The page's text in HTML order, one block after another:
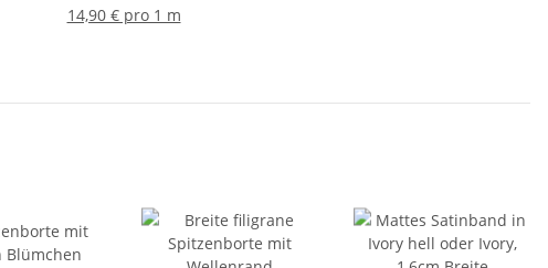
14,90 € pro 1 m